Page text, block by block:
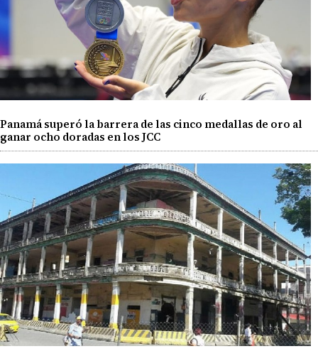
Panamá superó la barrera de las cinco medallas de oro al
ganar ocho doradas en los JCC